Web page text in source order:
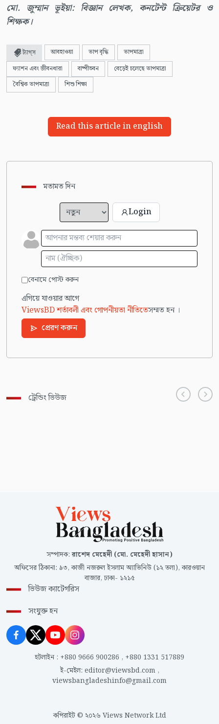
মো. জুম্মান ভূইয়া: বিজ্ঞান লেখক, কনটেন্ট ক্রিয়েটর ও
শিক্ষক।
ট্যাগ্স আবহাওয়া তাপ বৃদ্ধি
তাপমাত্রা
ফ্যাশন এবং জীবনধারা
বাষ্পীভবন
বেড়েই চলেছে তাপমাত্রা
বৈশ্বিক তাপমাত্রা
শিশু শিক্ষা
Read this article in english
মতামত দিন
Login
বেনামে পোস্ট করুন
এগিয়ে যাওয়ার আগে
ViewsBD শর্তাবলী এবং গোপনীয়তা নীতিতেসম্মত হন ।
প্রেরণ করুন
ট্রেন্ডিং ভিউজ
সম্পাদক:রাশেদ মেহেদী (মো. মেহেদী হাসান)
অফিসের ঠিকানা: ৯৩, কাজী নজরুল ইসলাম অ্যাভিনিউ (১২ তলা), কারওয়ান
বাজার, ঢাকা- ১২১৫
ভিউজ ক্যাটেগরিস
সংযুক্ত হন
হটলাইন : +880 9666 900286 , +880 1331 517889
ই-মেইল: editor@viewsbd.com,
viewsbangladeshinfo@gmail.com
কপিরাইট © ২০২৬ Views Network Ltd